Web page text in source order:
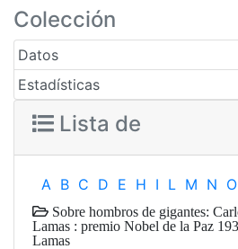
Colección
Datos
Estadísticas
Lista de
A B C D E H I L M N O
Sobre hombros de gigantes:
Lamas : premio Nobel de la Paz
Lamas